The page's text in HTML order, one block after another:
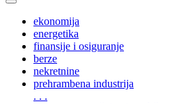
Toggle
navigationekonomija
energetika
finansije i osiguranje
berze
nekretnine
prehrambena industrija
. . .